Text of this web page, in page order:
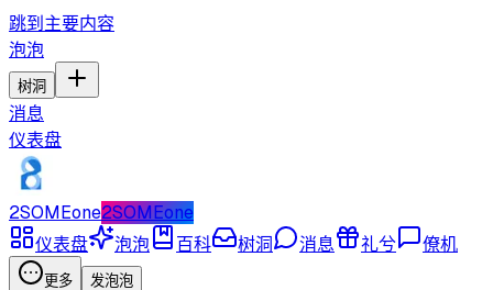
跳到主要内容
泡泡
树洞
消息
仪表盘
2SOMEone2SOMEone
仪表盘
泡泡 百科 树洞 消息 礼兮 僚机
更多 发泡泡